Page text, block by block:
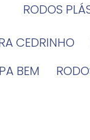
RODOS
CEDRINHO
BEM